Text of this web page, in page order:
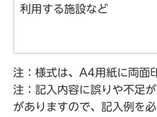
利用する施設など
注：様式は、A4用紙に両面
注：記入内容に誤りや不足
がありますので、記入例を